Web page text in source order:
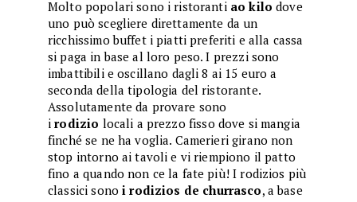
Molto popolari sono i ristoranti ao kilo dove
uno può scegliere direttamente da un
ricchissimo buffet i piatti preferiti e alla cassa
si paga in base al loro peso. I prezzi sono
imbattibili e oscillano dagli 8 ai 15 euro a
seconda della tipologia del ristorante.
Assolutamente da provare sono
irodizio locali a prezzo fisso dove si mangia
finché se ne ha voglia. Camerieri girano non
stop intorno ai tavoli e vi riempiono il patto
fino a quando non ce la fate più! I rodizios più
classici sonoi rodizios de churrasco, a base